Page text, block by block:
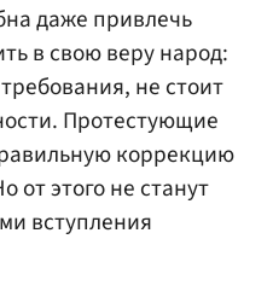
даже привлечь
в свою веру народ:
не стоит
Протестующие
коррекцию
от этого не станут
вступления